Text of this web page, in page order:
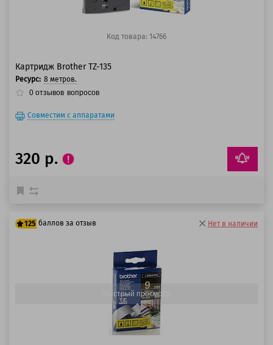
Код товара: 14766
Картридж Brother TZ-135
Ресурс: 8 метров.
0 отзывов вопросов
Совместим с аппаратами
320 р.
125 баллов за отзыв Нет в наличии
Быстрый просмотр